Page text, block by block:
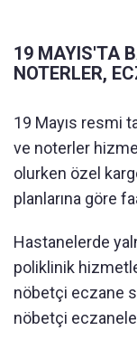
19 MAYIS'TA
NOTERLER,
19 Mayıs resmi
ve noterler
olurken özel
planlarına göre
Hastanelerde
poliklinik
nöbetçi eczane
nöbetçi